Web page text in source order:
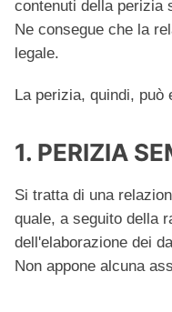
contenuti della perizia
Ne consegue che la
legale.
La perizia, quindi, può
1. PERIZIA
Si tratta di una
quale, a seguito della
dell'elaborazione dei
Non appone alcuna